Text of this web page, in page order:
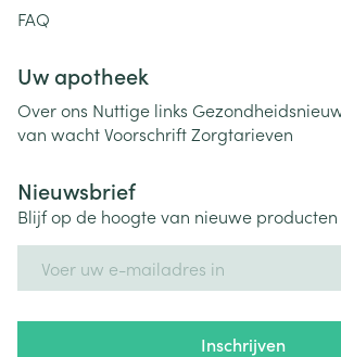
FAQ
Uw apotheek
Over ons Nuttige links
van wachtVoorschriftZorgtarieven
Nieuwsbrief
Blijf op de hoogte van nieuwe
Inschrijven